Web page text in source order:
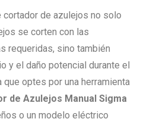
de azulejos no solo
se corten con las
requeridas, sino también
y el daño potencial durante el
optes por una herramienta
de Azulejos Manual Sigma
o un modelo eléctrico